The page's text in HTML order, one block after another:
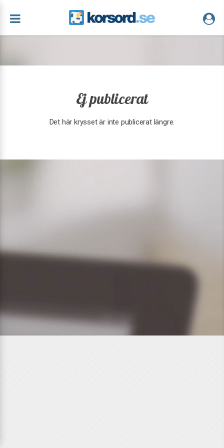
Ej publicerat
Det här krysset är inte publicerat längre.